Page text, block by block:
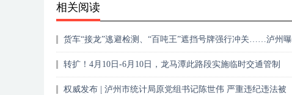
相关阅读
货车“接龙”逃避检测、“百吨王”遮挡号牌强行冲关……泸州曝
转扩！4月10日-6月10日，龙马潭此路段实施临时交通管制
权威发布 | 泸州市统计局原党组书记陈世伟 严重违纪违法被